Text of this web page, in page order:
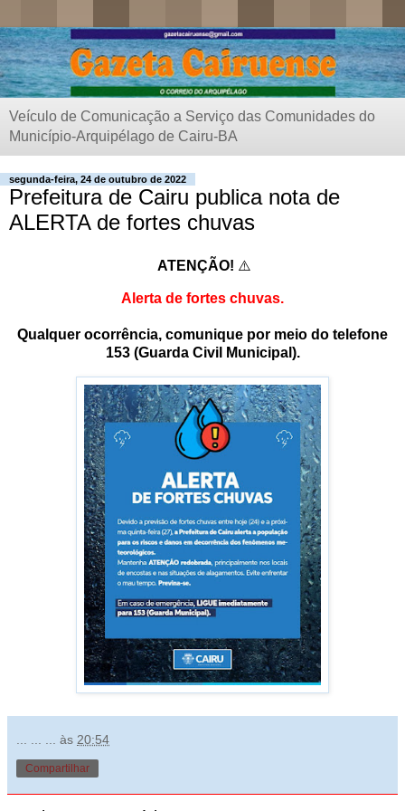
Veículo de Comunicação a Serviço das Comunidades do
Município-Arquipélago de Cairu-BA
segunda-feira, 24 de outubro de 2022
Prefeitura de Cairu publica nota de
ALERTA de fortes chuvas
ATENÇÃO! ⚠️
Alerta de fortes chuvas.
Qualquer ocorrência, comunique por meio do telefone
153 (Guarda Civil Municipal).
às 20:54
Compartilhar